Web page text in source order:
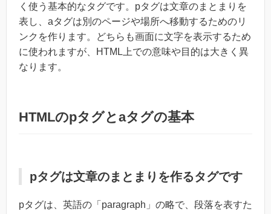
く使う基本的なタグです。pタグは文章のまとまりを
表し、aタグは別のページや場所へ移動するためのリ
ンクを作ります。どちらも画面に文字を表示するため
に使われますが、HTML上での意味や目的は大きく異
なります。
HTMLのpタグとaタグの基本
pタグは文章のまとまりを作るタグです
pタグは、英語の「paragraph」の略で、段落を表すた